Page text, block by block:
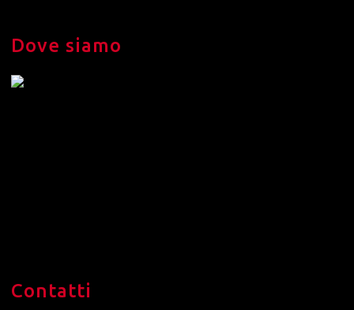
Dove siamo
Contatti